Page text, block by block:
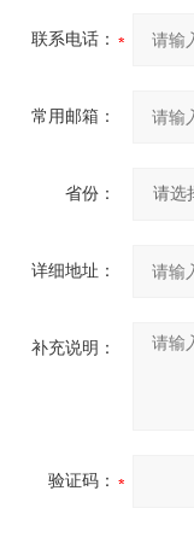
联系电话：
常用邮箱：
省份：
详细地址：
补充说明：
验证码：